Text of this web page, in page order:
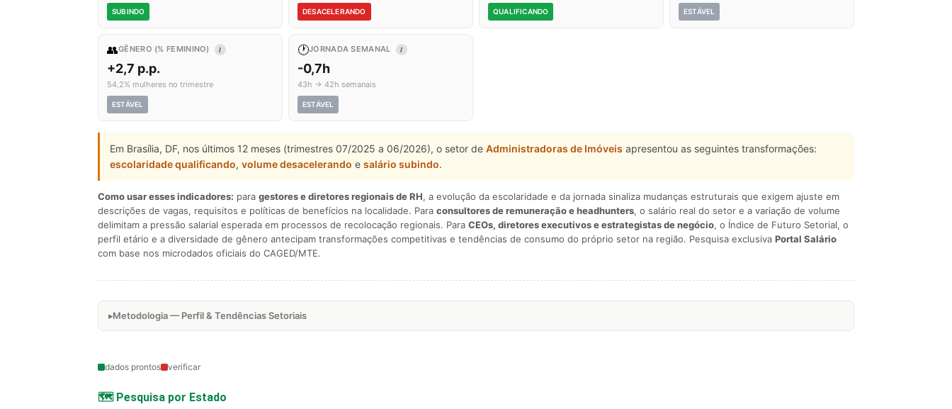
SUBINDO DESACELERANDO QUALIFICANDO ESTÁVEL
👥GÊNERO (% FEMININO) I
+2,7 p.p.
54,2% mulheres no trimestre
ESTÁVEL
🕐JORNADA SEMANAL I
-0,7h
43h → 42h semanais
ESTÁVEL
Em Brasília, DF, nos últimos 12 meses (trimestres 07/2025 a 06/2026), o setor de Administradoras de Imóveis apresentou as seguintes transformações:
escolaridade qualificando, volume desacelerando e salário subindo.
Como usar esses indicadores: para gestores e diretores regionais de RH, a evolução da escolaridade e da jornada sinaliza mudanças estruturais que exigem ajuste em
descrições de vagas, requisitos e políticas de benefícios na localidade. Para consultores de remuneração e headhunters, o salário real do setor e a variação de volume
delimitam a pressão salarial esperada em processos de recolocação regionais. Para CEOs, diretores executivos e estrategistas de negócio, o Índice de Futuro Setorial, o
perfil etário e a diversidade de gênero antecipam transformações competitivas e tendências de consumo do próprio setor na região. Pesquisa exclusiva Portal Salário
com base nos microdados oficiais do CAGED/MTE.
Metodologia — Perfil & Tendências Setoriais
dados prontos verificar
🗺️ Pesquisa por Estado